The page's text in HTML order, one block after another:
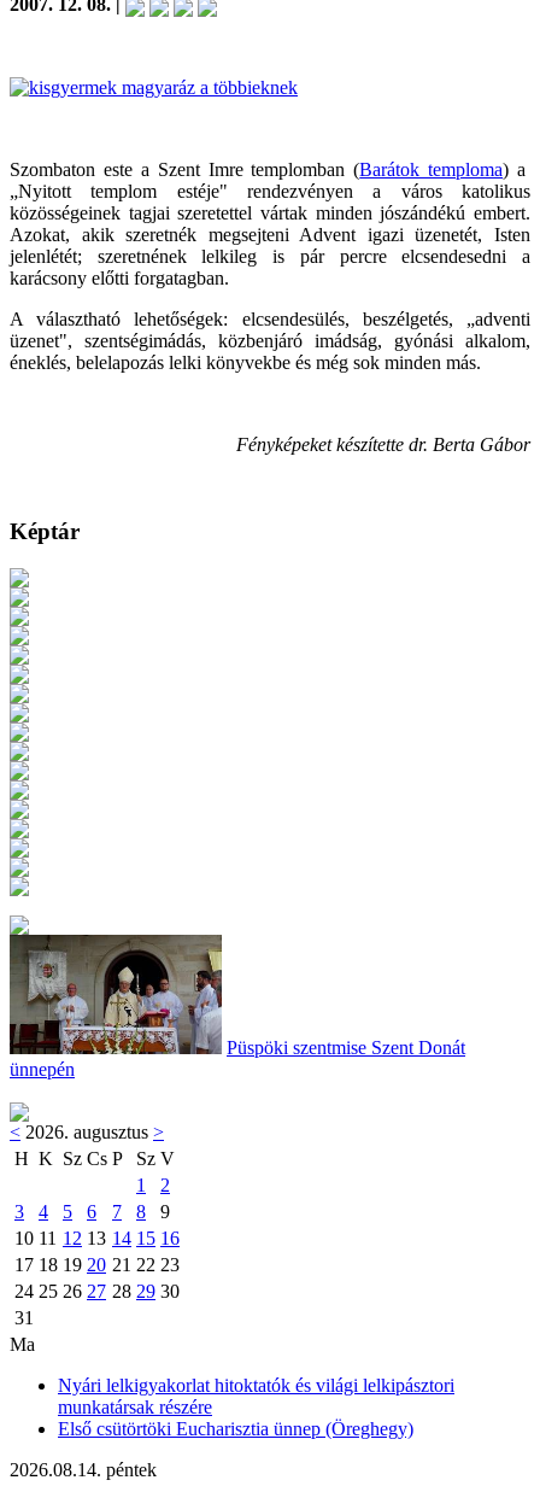
2007. 12. 08. |
Szombaton este a Szent Imre templomban (Barátok temploma) a
„Nyitott templom estéje" rendezvényen a város katolikus
közösségeinek tagjai szeretettel vártak minden jószándékú embert.
Azokat, akik szeretnék megsejteni Advent igazi üzenetét, Isten
jelenlétét; szeretnének lelkileg is pár percre elcsendesedni a
karácsony előtti forgatagban.
A választható lehetőségek: elcsendesülés, beszélgetés, „adventi
üzenet", szentségimádás, közbenjáró imádság, gyónási alkalom,
éneklés, belelapozás lelki könyvekbe és még sok minden más.
Fényképeket készítette dr. Berta Gábor
Képtár
Püspöki szentmise Szent Donát
ünnepén
< 2026. augusztus >
H K Sz Cs P Sz V
1
2
3
4 5 6 7 8
9
10 11 12 13 14 15 16
17 18 19 20 21 22 23
24 25 26 27 28 29 30
31
Ma
Nyári lelkigyakorlat hitoktatók és világi lelkipásztori
munkatársak részére
Első csütörtöki Eucharisztia ünnep (Öreghegy)
2026.08.14. péntek